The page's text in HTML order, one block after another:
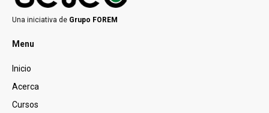
Una iniciativa de Grupo FOREM
Menu
Inicio
Acerca
Cursos